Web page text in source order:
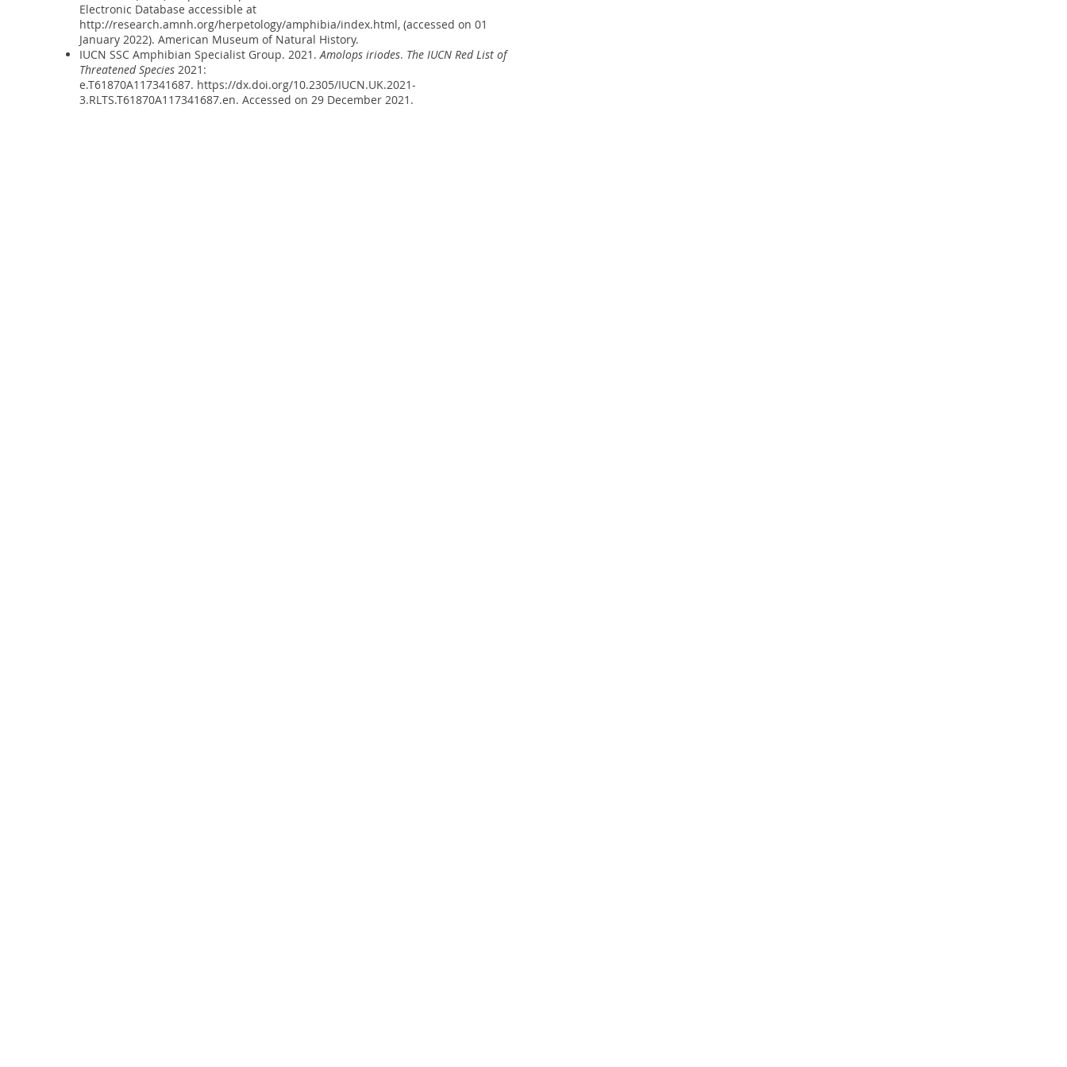
Electronic Database accessible at
http://research.amnh.org/herpetology/amphibia/index.html, (accessed on 01
January 2022). American Museum of Natural History.
IUCN SSC Amphibian Specialist Group. 2021. Amolops iriodes. The IUCN Red List of
Threatened Species 2021:
e.T61870A117341687. https://dx.doi.org/10.2305/IUCN.UK.2021-
3.RLTS.T61870A117341687.en. Accessed on 29 December 2021.